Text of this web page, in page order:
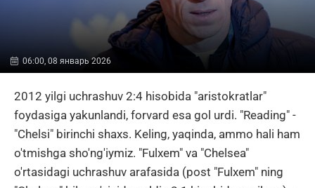
06:00, 08 январь 2026
2012 yilgi uchrashuv 2:4 hisobida "aristokratlar"
foydasiga yakunlandi, forvard esa gol urdi. "Reading" -
"Chelsi" birinchi shaxs. Keling, yaqinda, ammo hali ham
o'tmishga sho'ng'iymiz. "Fulxem" va "Chelsea"
o'rtasidagi uchrashuv arafasida (post "Fulxem" ning